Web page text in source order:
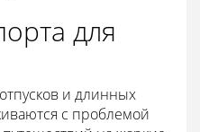
для
и длинных
с проблемой